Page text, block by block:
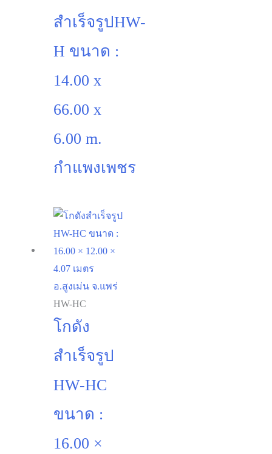
สำเร็จรูปHW-
H ขนาด :
14.00 x
66.00 x
6.00 m.
กำแพงเพชร
HW-HC
โกดัง
สำเร็จรูป
HW-HC
ขนาด :
16.00 ×